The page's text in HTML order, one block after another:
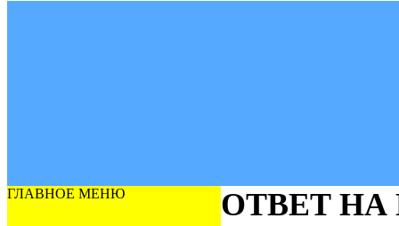
ГЛАВНОЕ МЕНЮ ОТВЕТ